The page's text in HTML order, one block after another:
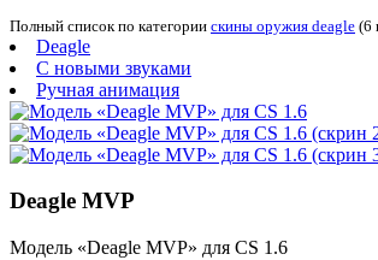
Полный список по категории скины оружия deagle (6
Deagle
С новыми звуками
Ручная анимация
Deagle MVP
Модель «Deagle MVP» для CS 1.6